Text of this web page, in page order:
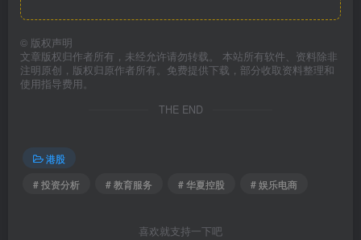
© 版权声明
文章版权归作者所有，未经允许请勿转载。 本站所有软件、资料除非
注明原创，版权归原作者所有。免费提供下载，部分收取资料整理和
使用指导费用。
THE END
港股
# 投资分析
# 教育服务 # 华夏控股 # 娱乐电商
喜欢就支持一下吧